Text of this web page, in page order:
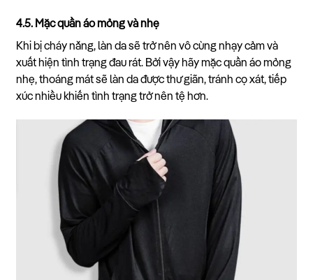
4.5. Mặc quần áo mỏng và nhẹ
Khi bị cháy nắng, làn da sẽ trở nên vô cùng nhạy cảm và
xuất hiện tình trạng đau rát. Bởi vậy hãy mặc quần áo mỏng
nhẹ, thoáng mát sẽ làn da được thư giãn, tránh cọ xát, tiếp
xúc nhiều khiến tình trạng trở nên tệ hơn.